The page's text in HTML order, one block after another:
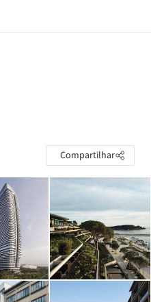
Compartilhar